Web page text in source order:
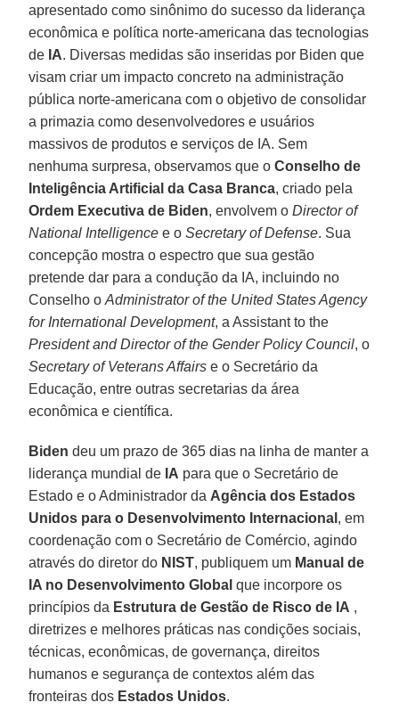
apresentado como sinônimo do sucesso da liderança
econômica e política norte-americana das tecnologias
de IA. Diversas medidas são inseridas por Biden que
visam criar um impacto concreto na administração
pública norte-americana com o objetivo de consolidar
a primazia como desenvolvedores e usuários
massivos de produtos e serviços de IA. Sem
nenhuma surpresa, observamos que oConselho de
Inteligência Artificial da Casa Branca, criado pela
Ordem Executiva de Biden, envolvem oDirector of
National Intelligence e oSecretary of Defense. Sua
concepção mostra o espectro que sua gestão
pretende dar para a condução da IA, incluindo no
Conselho oAdministrator of the United States Agency
for International Development, a Assistant to the
President and Director of the Gender Policy Council, o
Secretary of Veterans Affairs e o Secretário da
Educação, entre outras secretarias da área
econômica e científica.
Biden deu um prazo de 365 dias na linha de manter a
liderança mundial de IA para que o Secretário de
Estado e o Administrador da Agência dos Estados
Unidos para o Desenvolvimento Internacional , em
coordenação com o Secretário de Comércio, agindo
através do diretor do NIST, publiquem um Manual de
IA no Desenvolvimento Global que incorpore os
princípios da Estrutura de Gestão de Risco de IA ,
diretrizes e melhores práticas nas condições sociais,
técnicas, econômicas, de governança, direitos
humanos e segurança de contextos além das
fronteiras dos Estados Unidos.